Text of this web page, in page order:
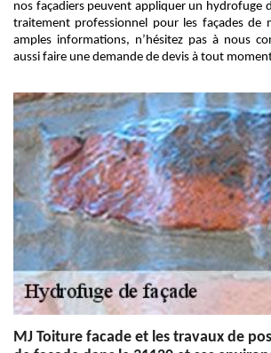
nos façadiers peuvent appliquer un hydrofuge
traitement professionnel pour les façades de
amples informations, n’hésitez pas à nous
aussi faire une demande de devis à tout
MJ Toiture facade et les travaux de